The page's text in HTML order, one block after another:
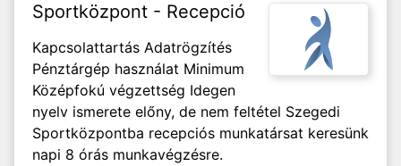
Sportközpont - Recepció
Kapcsolattartás Adatrögzítés
Pénztárgép használat Minimum
Középfokú végzettség Idegen
nyelv ismerete előny, de nem feltétel Szegedi
Sportközpontba recepciós munkatársat keresünk
napi 8 órás munkavégzésre.